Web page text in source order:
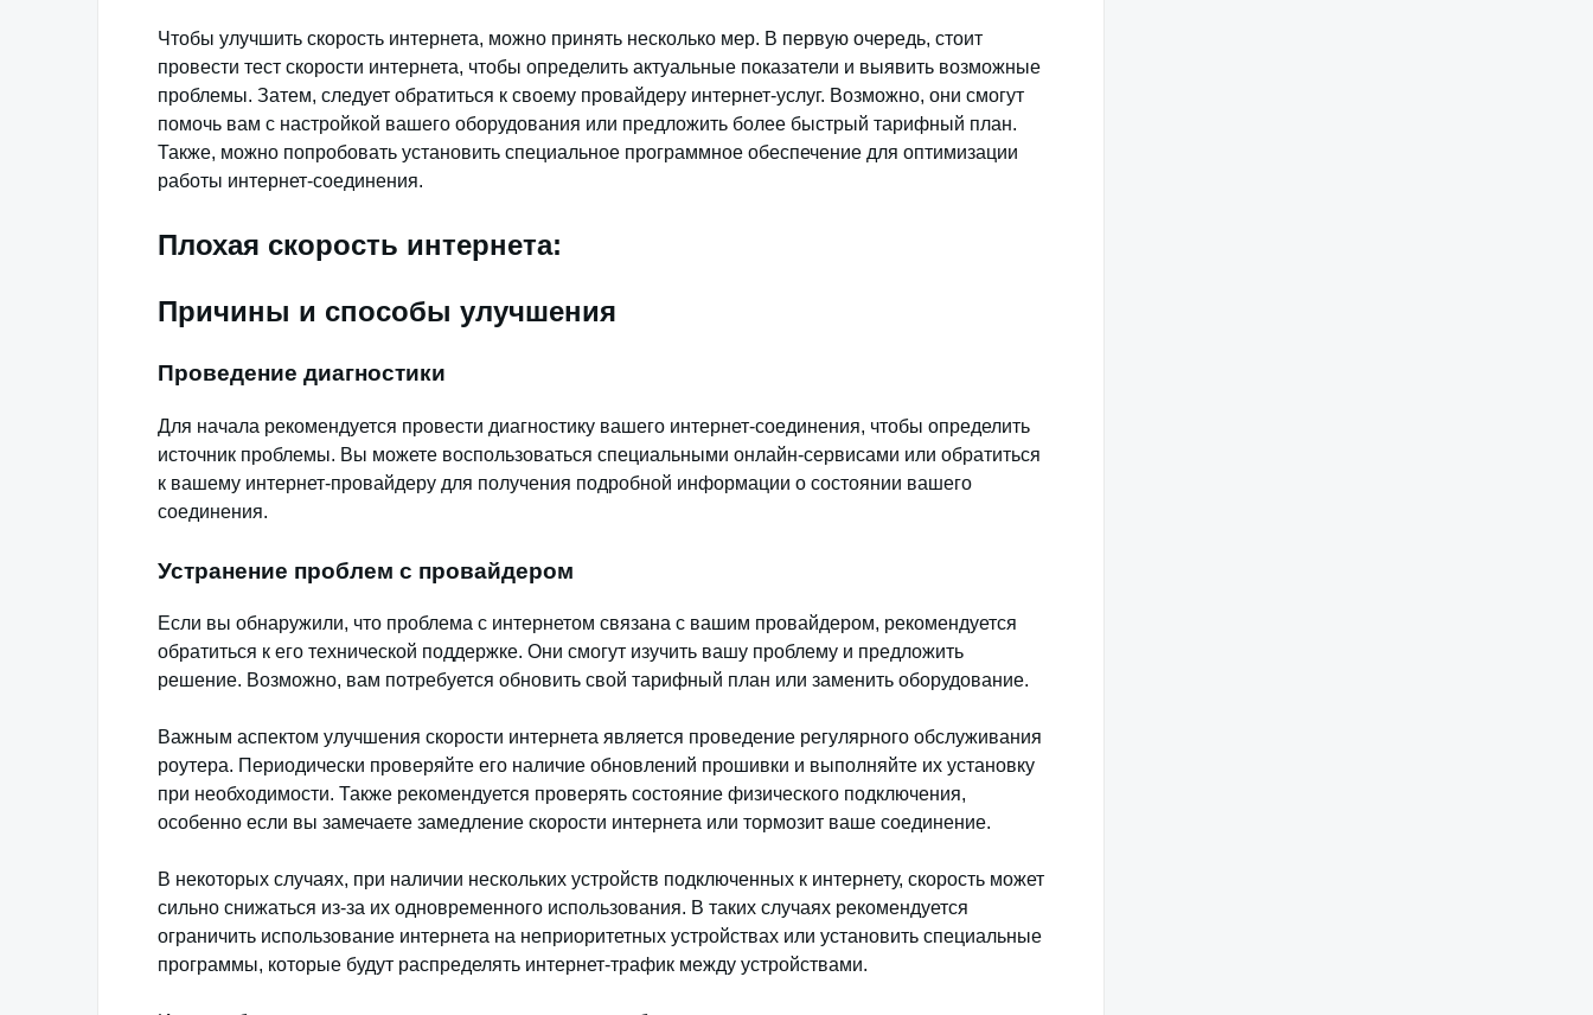
Чтобы улучшить скорость интернета, можно принять несколько мер. В первую очередь, стоит
провести тест скорости интернета, чтобы определить актуальные показатели и выявить возможные
проблемы. Затем, следует обратиться к своему провайдеру интернет-услуг. Возможно, они смогут
помочь вам с настройкой вашего оборудования или предложить более быстрый тарифный план.
Также, можно попробовать установить специальное программное обеспечение для оптимизации
работы интернет-соединения.
Плохая скорость интернета:
Причины и способы улучшения
Проведение диагностики
Для начала рекомендуется провести диагностику вашего интернет-соединения, чтобы определить
источник проблемы. Вы можете воспользоваться специальными онлайн-сервисами или обратиться
к вашему интернет-провайдеру для получения подробной информации о состоянии вашего
соединения.
Устранение проблем с провайдером
Если вы обнаружили, что проблема с интернетом связана с вашим провайдером, рекомендуется
обратиться к его технической поддержке. Они смогут изучить вашу проблему и предложить
решение. Возможно, вам потребуется обновить свой тарифный план или заменить оборудование.
Важным аспектом улучшения скорости интернета является проведение регулярного обслуживания
роутера. Периодически проверяйте его наличие обновлений прошивки и выполняйте их установку
при необходимости. Также рекомендуется проверять состояние физического подключения,
особенно если вы замечаете замедление скорости интернета или тормозит ваше соединение.
В некоторых случаях, при наличии нескольких устройств подключенных к интернету, скорость может
сильно снижаться из-за их одновременного использования. В таких случаях рекомендуется
ограничить использование интернета на неприоритетных устройствах или установить специальные
программы, которые будут распределять интернет-трафик между устройствами.